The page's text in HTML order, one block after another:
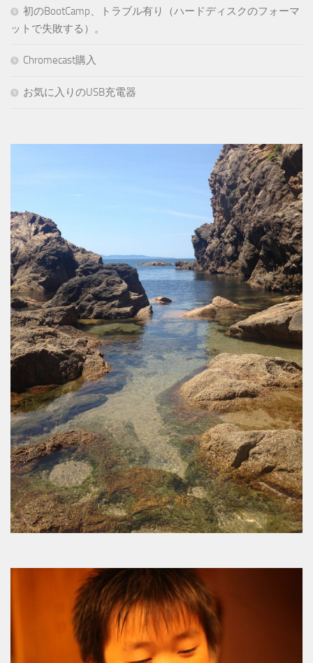
初のBootCamp、トラブル有り（ハードディスクのフォーマ
ットで失敗する）。
Chromecast購入
お気に入りのUSB充電器